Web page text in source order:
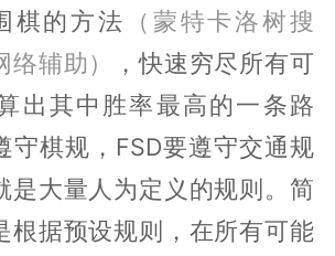
棋的方法
（蒙特卡洛树搜
辅助）
，快速穷尽所有可
出其中胜率最高的一条路
守棋规，FSD要遵守交通规
是大量人为定义的规则。简
根据预设规则，在所有可能